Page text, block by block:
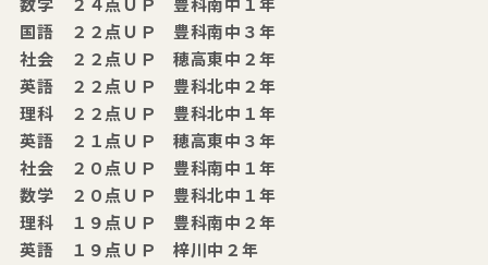
数学 ２４点ＵＰ 豊科南中１年
国語 ２２点ＵＰ 豊科南中３年
社会 ２２点ＵＰ 穂高東中２年
英語 ２２点ＵＰ 豊科北中２年
理科 ２２点ＵＰ 豊科北中１年
英語 ２１点ＵＰ 穂高東中３年
社会 ２０点ＵＰ 豊科南中１年
数学 ２０点ＵＰ 豊科北中１年
理科 １９点ＵＰ 豊科南中２年
英語 １９点ＵＰ 梓川中２年